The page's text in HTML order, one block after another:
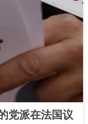
党派在法国议